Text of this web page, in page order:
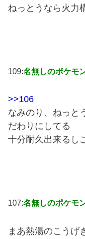
ねっとうなら火力
109:名無しのポケモ
>>106
なみのり、ねっと
だわりにしてる
十分耐久出来るし
107:名無しのポケモ
まあ熱湯のこうげ